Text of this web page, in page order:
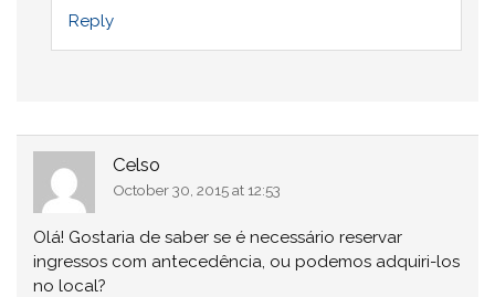
Reply
Celso
October 30, 2015 at 12:53
Olá! Gostaria de saber se é necessário reservar
ingressos com antecedência, ou podemos adquiri-los
no local?